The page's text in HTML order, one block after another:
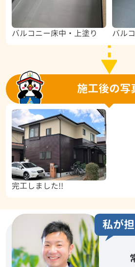
バルコニー床中・上塗り バル
施工後の写
完工しました!!
私が